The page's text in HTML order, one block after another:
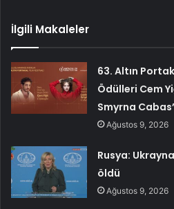
İlgili Makaleler
63. Altın
Ödülleri Cem
Smyrna
Ağustos 9, 2026
Rusya:
öldü
Ağustos 9, 2026